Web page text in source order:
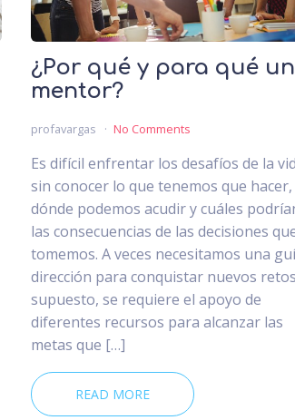
¿Por qué y para qué un
mentor?
profavargas No Comments
Es difícil enfrentar los desafíos de la
sin conocer lo que tenemos que hacer,
dónde podemos acudir y cuáles
las consecuencias de las decisiones
tomemos. A veces necesitamos una
dirección para conquistar nuevos
supuesto, se requiere el apoyo de
diferentes recursos para alcanzar las
metas que […]
READ MORE